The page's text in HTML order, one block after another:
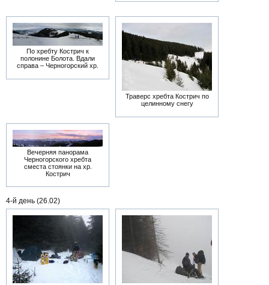
По хребту Кострич к
полонине Болота. Вдали
справа – Черногорский хр.
Траверс хребта Кострич по
целинному снегу
Вечерняя панорама
Черногорского хребта
сместа стоянки на хр.
Кострич
4-й день (26.02)